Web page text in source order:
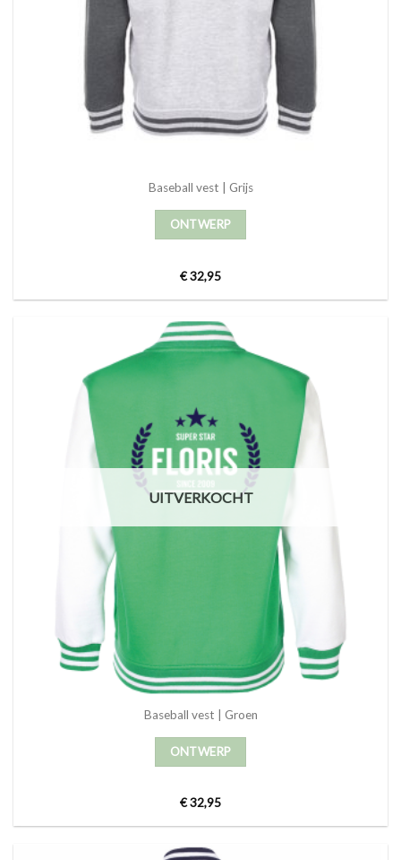
Baseball vest | Grijs
ONTWERP
€32,95
UITVERKOCHT
Baseball vest | Groen
ONTWERP
€32,95